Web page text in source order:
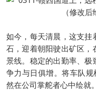
如今，每天清晨，这支
石，迎着朝阳驶出矿区
景线。稳定的出勤率、
争力与日俱增。将车队
然在公司掌舵者心中绘就。